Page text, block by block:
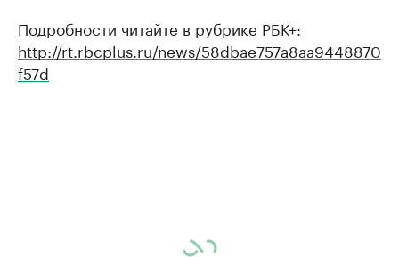
Подробности читайте в рубрике РБК+:
http://rt.rbcplus.ru/news/58dbae757a8aa9448870
f57d